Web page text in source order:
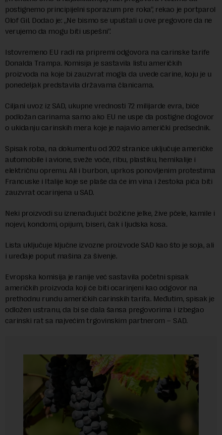
postignemo principijelni sporazum pre roka“, rekao je portparol
Olof Gil. Dodao je: „Ne bismo se upuštali u ove pregovore da ne
verujemo da mogu biti uspešni“.
Istovremeno EU radi na pripremi odgovora na carinske tarife
Donalda Trampa. Komisija je sastavila listu američkih
proizvoda na koje bi zauzvrat mogla da uvede carine, koju je u
ponedeljak predstavila državama članicama.
Ciljani uvoz iz SAD, ukupne vrednosti 72 milijarde evra, biće
podložan carinama samo ako EU ne uspe da postigne dogovor
o ukidanju carinskih mera koje je najavio američki predsednik.
Spisak roba, na dokumentu od 202 stranice uključuje američke
automobile i avione, sveže voće, ribu, plastiku, hemikalije i
električnu opremu. Ali i burbon, uprkos ponovljenim protestima
Francuske i Italije koje se plaše da će im vina i žestoka pića biti
zauzvrat ocarinjena u SAD.
Neki proizvodi su iznenađujući: božićne jelke, žive pčele, kamile i
nojevi, kondomi, opijum, biseri, čak i ljudska kosa.
Lista uključuje ključne izvozne proizvode SAD kao što je soja, ali
i uređaje poput mašina za šivenje.
Evropska komisija je ranije već sastavila početni spisak
američkih proizvoda koji će biti ocarinjeni kao odgovor na
prethodnu rundu američkih carinskih tarifa. Međutim, spisak je
odložen ustranu, da bi se dala šansa pregovorima i izbegao
carinski rat sa najvećim trgovinskim partnerom – SAD.